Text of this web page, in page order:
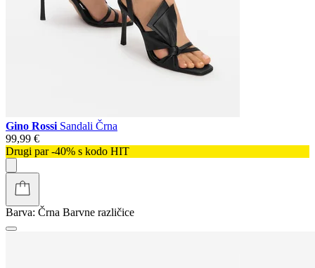
Gino Rossi Sandali Črna
99,99 €
Drugi par -40% s kodo HIT
Barva: Črna Barvne različice